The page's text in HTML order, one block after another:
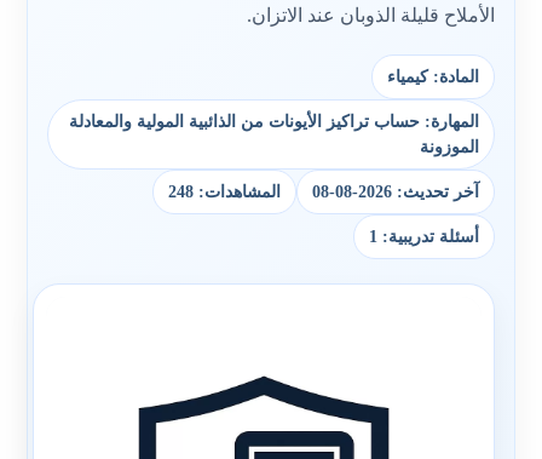
الأملاح قليلة الذوبان عند الاتزان.
المادة: كيمياء
المهارة: حساب تراكيز الأيونات من الذائبية المولية والمعادلة
الموزونة
آخر تحديث: 2026-08-08 المشاهدات: 248
أسئلة تدريبية: 1